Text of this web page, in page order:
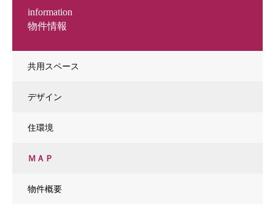
物件情報
information
共用スペース
デザイン
住環境
ＭＡＰ
物件概要